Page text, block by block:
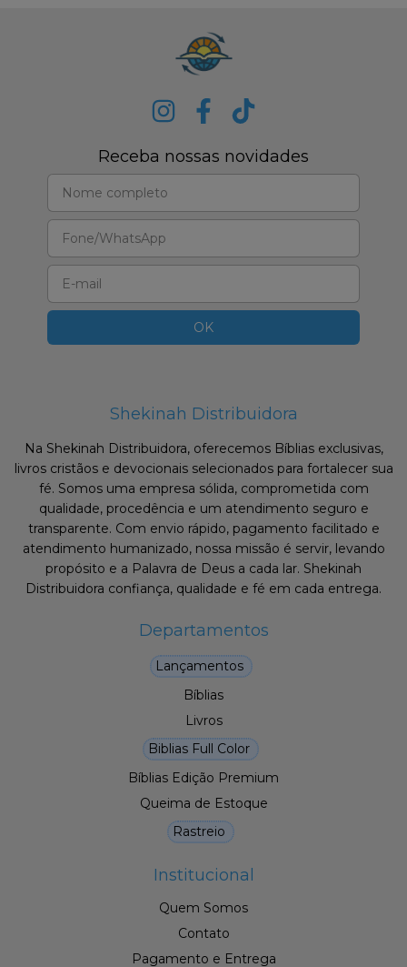
Receba nossas novidades
Shekinah Distribuidora
Na Shekinah Distribuidora, oferecemos Bíblias exclusivas,
livros cristãos e devocionais selecionados para fortalecer sua
fé. Somos uma empresa sólida, comprometida com
qualidade, procedência e um atendimento seguro e
transparente. Com envio rápido, pagamento facilitado e
atendimento humanizado, nossa missão é servir, levando
propósito e a Palavra de Deus a cada lar. Shekinah
Distribuidora confiança, qualidade e fé em cada entrega.
Departamentos
Lançamentos
Bíblias
Livros
Biblias Full Color
Bíblias Edição Premium
Queima de Estoque
Rastreio
Institucional
Quem Somos
Contato
Pagamento e Entrega